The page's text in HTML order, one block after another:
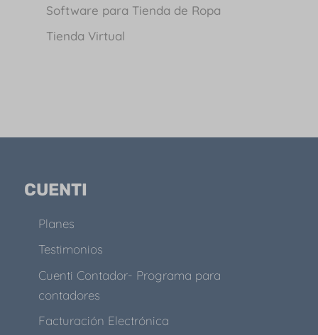
Software para Tienda de Ropa
Tienda Virtual
CUENTI
Planes
Testimonios
Cuenti Contador- Programa para
contadores
Facturación Electrónica